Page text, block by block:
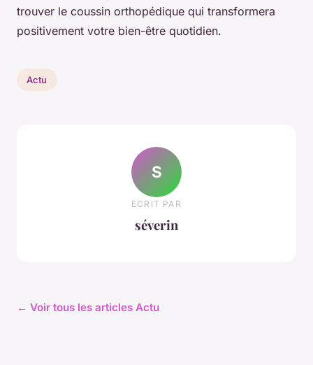
trouver le coussin orthopédique qui transformera
positivement votre bien-être quotidien.
Actu
S
ECRIT PAR
séverin
← Voir tous les articles Actu